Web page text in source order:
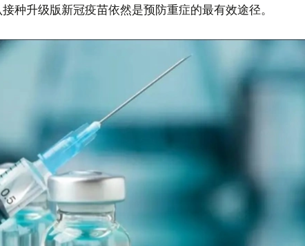
种升级版新冠疫苗依然是预防重症的最有效途径。